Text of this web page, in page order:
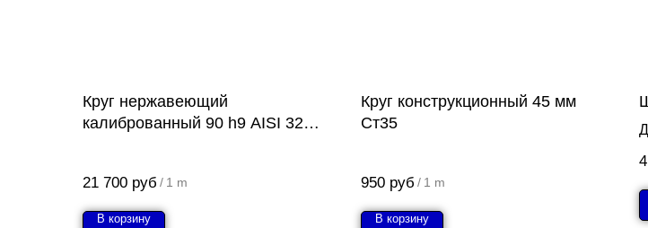
Круг нержавеющий
калиброванный 90 h9 AISI 321
21 700 руб / 1 m
В корзину
Круг конструкционный 45 мм
Ст35
950 руб / 1 m
В корзину